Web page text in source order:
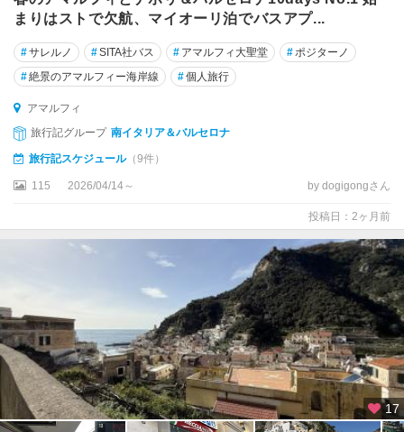
ー
ネ
グ
ッ
グ
ダ
ラ
ヴ
ィ
ー
ナ
・
ン
まりはストで欠航、マイオーリ泊でバスアプ...
#サレルノ #SITA社バス # アマルフィ大聖堂 #ポジターノ
#絶景のアマルフィー海岸線 #個人旅行
アマルフィ
旅行記グループ 南イタリア＆バルセロナ
旅行記スケジュール（9件）
115 2026/04/14～ by dogigongさん
投稿日：2ヶ月前
17